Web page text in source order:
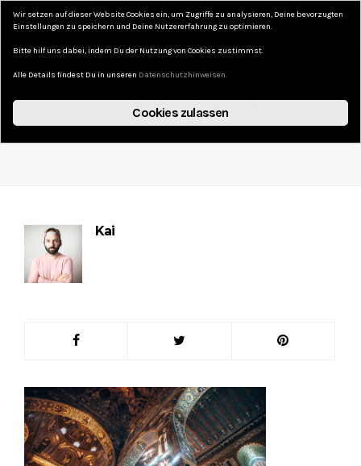
DAS KURZE LEBEN
palatine-3
Kai
Wir setzen auf dieser Website Cookies ein, um Zugriffe zu analysieren, Deine bevorzugten
Einstellungen zu speichern und Deine Nutzererfahrung zu optimieren.
Bitte hilf uns dabei, indem Du der Nutzung von Cookies zustimmst.
Alle Details findest Du in unseren Datenschutzhinweisen.
Cookies zulassen